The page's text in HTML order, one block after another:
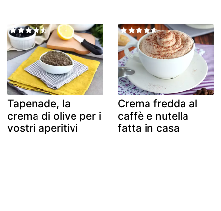
Tapenade, la
crema di olive per i
vostri aperitivi
Crema fredda al
caffè e nutella
fatta in casa